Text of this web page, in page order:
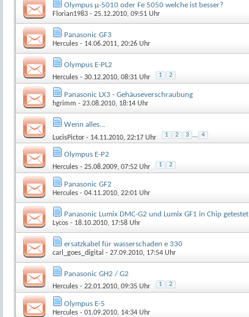
Olympus µ-5010 oder Fe 5050 welche ist besser?
Florian1983 - 25.12.2010, 09:51 Uhr
Panasonic GF3
Hercules - 14.06.2011, 20:26 Uhr
Olympus E-PL2
Hercules - 30.12.2010, 08:31 Uhr 1 2
Panasonic LX3 - Gehäuseverschraubung
hgrimm - 23.08.2010, 18:14 Uhr
Wenn alles...
LucisPictor - 14.11.2010, 22:17 Uhr 1 2 3 ... 4
Olympus E-P2
Hercules - 25.08.2009, 07:52 Uhr 1 2
Panasonic GF2
Hercules - 04.11.2010, 22:01 Uhr
Panasonic Lumix DMC-G2 und Lumix GF1 in Chip getestet
Lycos - 18.10.2010, 17:58 Uhr
ersatzkabel für wasserschaden e 330
carl_goes_digital - 27.09.2010, 17:54 Uhr
Panasonic GH2 / G2
Hercules - 22.01.2010, 09:35 Uhr 1 2
Olympus E-5
Hercules - 01.09.2010, 14:34 Uhr